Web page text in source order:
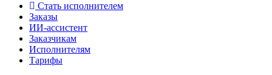
Стать исполнителем
Заказы
ИИ-ассистент
Заказчикам
Исполнителям
Тарифы